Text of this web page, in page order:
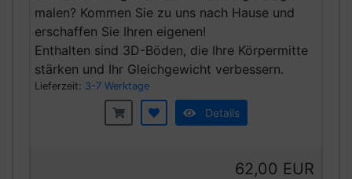
malen? Kommen Sie zu uns nach Hause und
erschaffen Sie Ihren eigenen!
Enthalten sind 3D-Böden, die Ihre Körpermitte
stärken und Ihr Gleichgewicht verbessern.
Lieferzeit: 3-7 Werktage
Details
62,00 EUR